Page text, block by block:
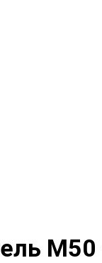
М50